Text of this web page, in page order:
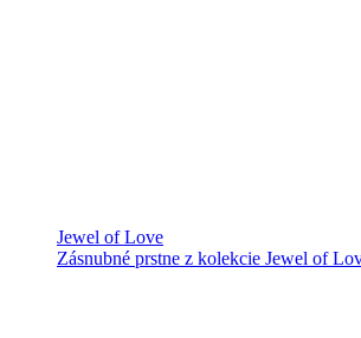
Jewel of Love
Zásnubné prstne z kolekcie Jewel of